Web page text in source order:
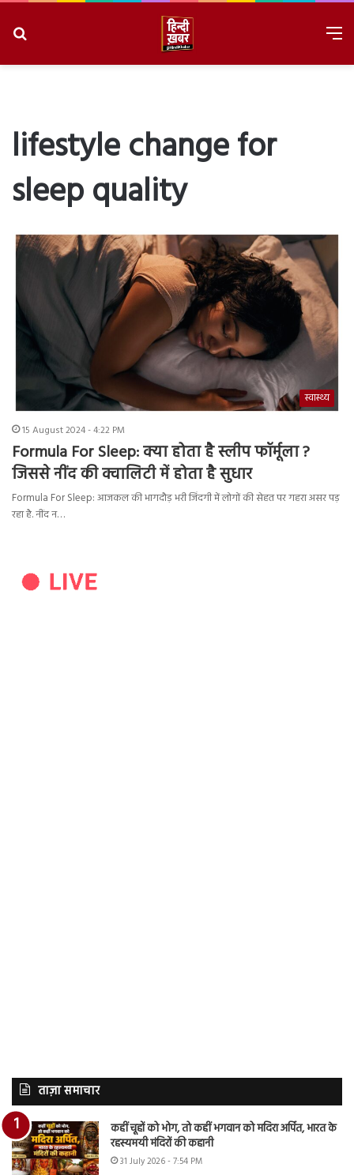
lifestyle change for
sleep quality
स्वास्थ्य
15 August 2024 - 4:22 PM
Formula For Sleep: क्या होता है स्लीप फॉर्मूला ?
जिससे नींद की क्वालिटी में होता है सुधार
Formula For Sleep: आजकल की भागदौड़ भरी जिंदगी में लोगों की सेहत पर गहरा असर पड़
रहा है. नींद न…
ताज़ा समाचार
कहीं चूहों को भोग, तो कहीं भगवान को मदिरा अर्पित, भारत के
रहस्यमयी मंदिरों की कहानी
31 July 2026 - 7:54 PM